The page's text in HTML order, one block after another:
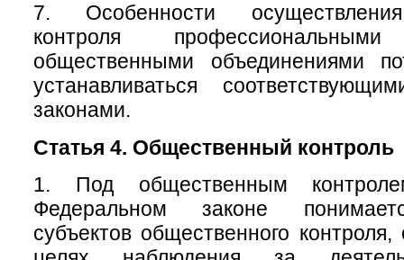
7. Особенности
контроля
общественными объединениями
устанавливаться
законами.
Статья 4. Общественный контроль
1. Под общественным
Федеральном законе
субъектов общественного